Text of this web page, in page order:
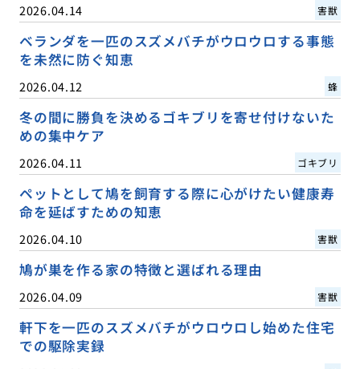
2026.04.14 害獣
ベランダを一匹のスズメバチがウロウロする事態
を未然に防ぐ知恵
2026.04.12 蜂
冬の間に勝負を決めるゴキブリを寄せ付けないた
めの集中ケア
2026.04.11 ゴキブリ
ペットとして鳩を飼育する際に心がけたい健康寿
命を延ばすための知恵
2026.04.10 害獣
鳩が巣を作る家の特徴と選ばれる理由
2026.04.09 害獣
軒下を一匹のスズメバチがウロウロし始めた住宅
での駆除実録